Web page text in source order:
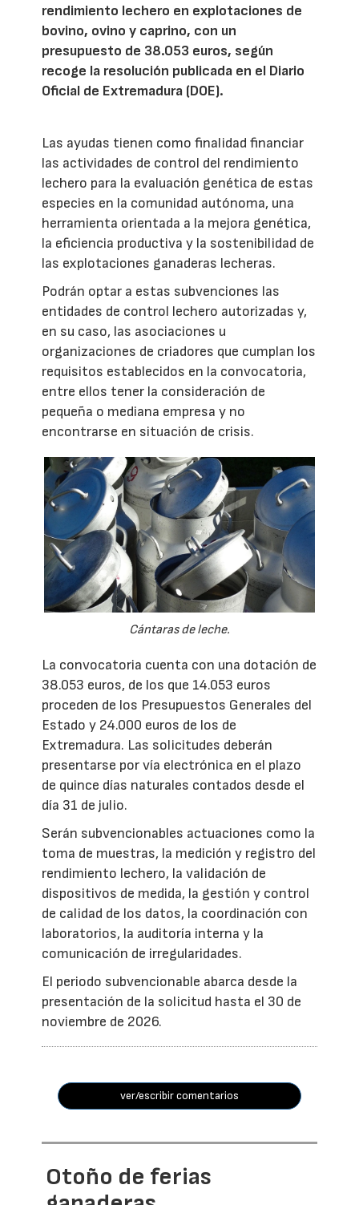
rendimiento lechero en explotaciones de
bovino, ovino y caprino, con un
presupuesto de 38.053 euros, según
recoge la resolución publicada en el Diario
Oficial de Extremadura (DOE).
Las ayudas tienen como finalidad financiar
las actividades de control del rendimiento
lechero para la evaluación genética de estas
especies en la comunidad autónoma, una
herramienta orientada a la mejora genética,
la eficiencia productiva y la sostenibilidad de
las explotaciones ganaderas lecheras.
Podrán optar a estas subvenciones las
entidades de control lechero autorizadas y,
en su caso, las asociaciones u
organizaciones de criadores que cumplan los
requisitos establecidos en la convocatoria,
entre ellos tener la consideración de
pequeña o mediana empresa y no
encontrarse en situación de crisis.
Cántaras de leche.
La convocatoria cuenta con una dotación de
38.053 euros, de los que 14.053 euros
proceden de los Presupuestos Generales del
Estado y 24.000 euros de los de
Extremadura. Las solicitudes deberán
presentarse por vía electrónica en el plazo
de quince días naturales contados desde el
día 31 de julio.
Serán subvencionables actuaciones como la
toma de muestras, la medición y registro del
rendimiento lechero, la validación de
dispositivos de medida, la gestión y control
de calidad de los datos, la coordinación con
laboratorios, la auditoría interna y la
comunicación de irregularidades.
El periodo subvencionable abarca desde la
presentación de la solicitud hasta el 30 de
noviembre de 2026.
ver/escribir comentarios
Otoño de ferias